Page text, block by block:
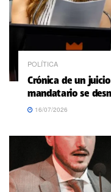
POLÍTICA
Crónica de un
mandatario se
16/07/2026